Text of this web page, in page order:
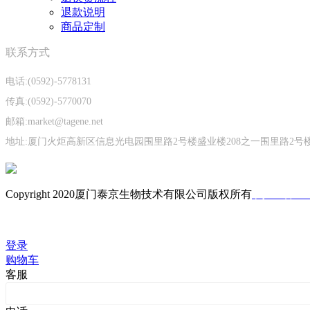
退款说明
商品定制
联系方式
电话:(0592)-5778131
传真:(0592)-5770070
邮箱:market@tagene.net
地址:厦门火炬高新区信息光电园围里路2号楼盛业楼208之一围里路2号
Copyright 2020厦门泰京生物技术有限公司版权所有
登录
购物车
客服